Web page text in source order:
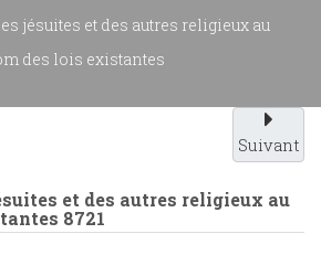
jésuites et des autres religieux au
des lois existantes
Suivant
et des autres religieux au
8721